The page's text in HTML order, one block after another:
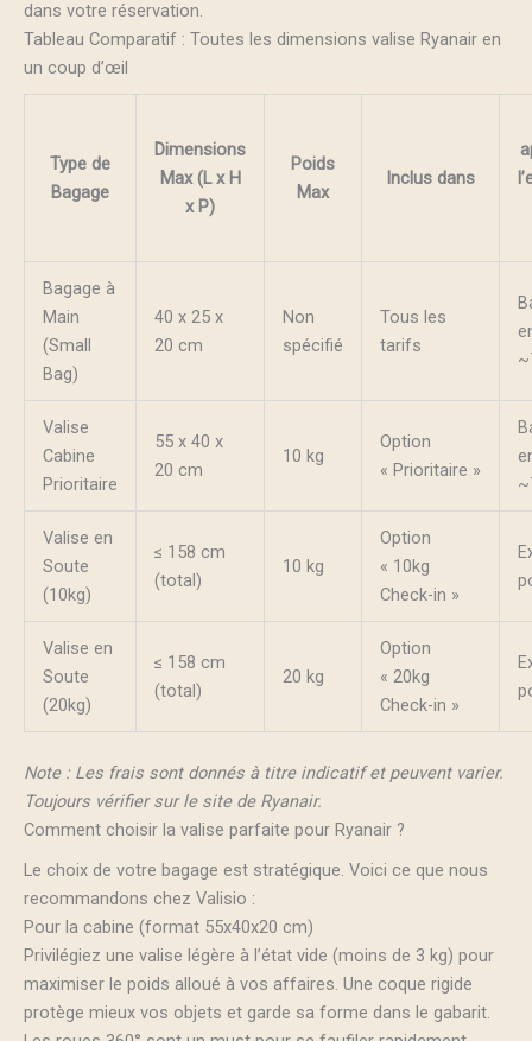
dans votre réservation.
Tableau Comparatif : Toutes les dimensions valise Ryanair en
un coup d’œil
Type de
Bagage
Dimensions
Max (L x H
x P)
Poids
Max
Inclus dans
Bagage à
Main
(Small
Bag)
40 x 25 x
20 cm
Non
spécifié
Tous les
tarifs
Valise
Cabine
Prioritaire
55 x 40 x
20 cm
10 kg
Option
« Prioritaire »
Valise en
Soute
(10kg)
≤ 158 cm
(total)
10 kg
Option
« 10kg
Check-in »
Valise en
Soute
(20kg)
≤ 158 cm
(total)
20 kg
Option
« 20kg
Check-in »
Note : Les frais sont donnés à titre indicatif et peuvent varier.
Toujours vérifier sur le site de Ryanair.
Comment choisir la valise parfaite pour Ryanair ?
Le choix de votre bagage est stratégique. Voici ce que nous
recommandons chez Valisio :
Pour la cabine (format 55x40x20 cm)
Privilégiez une valise légère à l’état vide (moins de 3 kg) pour
maximiser le poids alloué à vos affaires. Une coque rigide
protège mieux vos objets et garde sa forme dans le gabarit.